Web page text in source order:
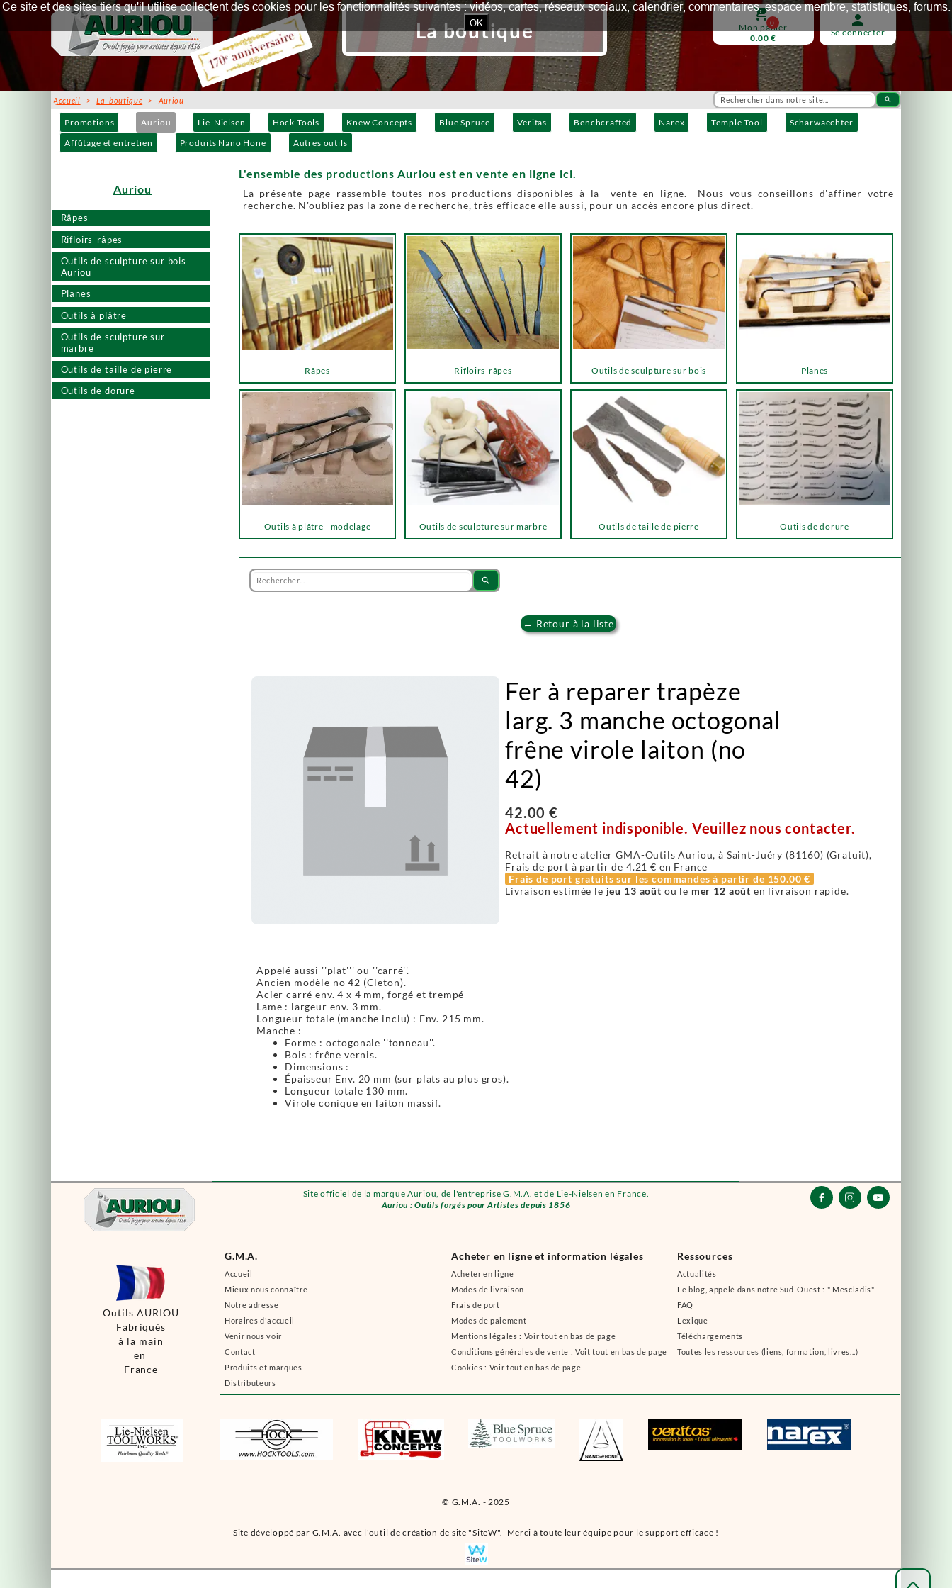
Site officiel de la marque Auriou, de l'entreprise G.M.A. et de Lie-Nielsen en France.
Auriou : Outils forgés pour Artistes depuis 1856
© G.M.A. - 2025
search
Promotions Auriou Lie-Nielsen Hock Tools Knew Concepts Blue Spruce Veritas Benchcrafted Narex Temple Tool
Scharwaechter
Affûtage et entretien
Produits Nano Hone Autres outils
person
Se connecter
shopping_cart
0
Mon panier
0.00 €
Râpes
Rifloirs-râpes
Outils de sculpture sur bois
Auriou
Planes
Outils à plâtre
Outils de sculpture sur
marbre
Outils de taille de pierre
Outils de dorure
G.M.A.
Accueil
Mieux nous connaître
Notre adresse
Horaires d'accueil
Venir nous voir
Contact
Produits et marques
Distributeurs
Acheter en ligne et information légales
Acheter en ligne
Modes de livraison
Frais de port
Modes de paiement
Mentions légales : Voir tout en bas de page
Conditions générales de vente : Voit tout en bas de page
Cookies : Voir tout en bas de page
Ressources
Actualités
Le blog, appelé dans notre Sud-Ouest : " Mescladis"
FAQ
Lexique
Téléchargements
Toutes les ressources (liens, formation, livres...)
Site développé par G.M.A. avec l'outil de création de site "SiteW". Merci à toute leur équipe pour le support efficace !
  
Outils AURIOU
Fabriqués
à la main
en
France
La boutique
Accueil >La boutique > Auriou
L'ensemble des productions Auriou est en vente en ligne ici.
La présente page rassemble toutes nos productions disponibles à la vente en ligne. Nous vous conseillons d'affiner votre
recherche. N'oubliez pas la zone de recherche, très efficace elle aussi, pour un accès encore plus direct.
Auriou
Râpes Rifloirs-râpes Outils de sculpture sur bois Planes
Outils à plâtre - modelage Outils de sculpture sur marbre Outils de taille de pierre Outils de dorure
search
← Retour à la liste
Fer à reparer trapèze
larg. 3 manche octogonal
frêne virole laiton (no
42)
42.00 €
Actuellement indisponible. Veuillez nous contacter.
Retrait à notre atelier GMA-Outils Auriou, à Saint-Juéry (81160) (Gratuit),
Frais de port à partir de 4.21 € en France
Frais de port gratuits sur les commandes à partir de 150.00 €
Livraison estimée le jeu 13 août ou le mer 12 août en livraison rapide.
Appelé aussi ''plat''' ou ''carré''.
Ancien modèle no 42 (Cleton).
Acier carré env. 4 x 4 mm, forgé et trempé
Lame : largeur env. 3 mm.
Longueur totale (manche inclu) : Env. 215 mm.
Manche :
Forme : octogonale ''tonneau''.
Bois : frêne vernis.
Dimensions :
Épaisseur Env. 20 mm (sur plats au plus gros).
Longueur totale 130 mm.
Virole conique en laiton massif.
Ce site et des sites tiers qu'il utilise collectent des cookies pour les fonctionnalités suivantes : vidéos, cartes, réseaux sociaux, calendrier, commentaires, espace membre, statistiques, forums.
OK